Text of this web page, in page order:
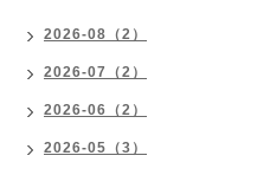
2026-08（2）
2026-07（2）
2026-06（2）
2026-05（3）